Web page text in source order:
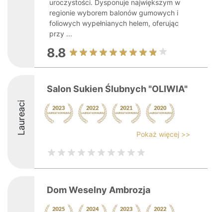
uroczystości. Dysponuje największym w
regionie wyborem balonów gumowych i
foliowych wypełnianych helem, oferując
przy ...
8.8
Laureaci
Salon Sukien Ślubnych "OLIWIA"
Pokaż więcej >>
Dom Weselny Ambrozja